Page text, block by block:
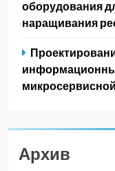
оборудования
наращивания
Архив